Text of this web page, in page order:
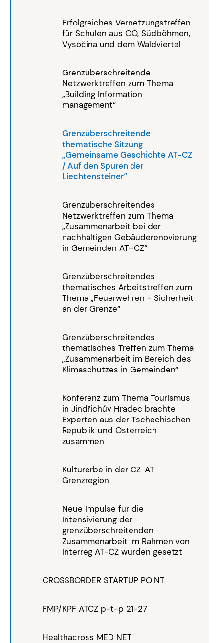
Erfolgreiches Vernetzungstreffen
für Schulen aus OÖ, Südböhmen,
Vysočina und dem Waldviertel
Grenzüberschreitende
Netzwerktreffen zum Thema
„Building Information
management“
Grenzüberschreitende
thematische Sitzung
„Gemeinsame Geschichte AT-CZ
/ Auf den Spuren der
Liechtensteiner“
Grenzüberschreitendes
Netzwerktreffen zum Thema
„Zusammenarbeit bei der
nachhaltigen Gebäuderenovierung
in Gemeinden AT–CZ“
Grenzüberschreitendes
thematisches Arbeitstreffen zum
Thema „Feuerwehren - Sicherheit
an der Grenze“
Grenzüberschreitendes
thematisches Treffen zum Thema
„Zusammenarbeit im Bereich des
Klimaschutzes in Gemeinden“
Konferenz zum Thema Tourismus
in Jindřichův Hradec brachte
Experten aus der Tschechischen
Republik und Österreich
zusammen
Kulturerbe in der CZ-AT
Grenzregion
Neue Impulse für die
Intensivierung der
grenzüberschreitenden
Zusammenarbeit im Rahmen von
Interreg AT-CZ wurden gesetzt
CROSSBORDER STARTUP POINT
FMP/KPF ATCZ p-t-p 21-27
Healthacross MED NET